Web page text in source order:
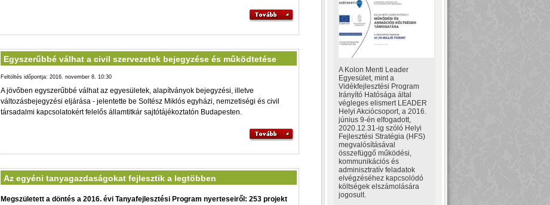
Egyszerűbbé válhat a civil szervezetek bejegyzése és működtetése
Feltöltés időpontja: 2016. november 8. 10:30
A jövőben egyszerűbbé válhat az egyesületek, alapítványok bejegyzési, illetve
változásbejegyzési eljárása - jelentette be Soltész Miklós egyházi, nemzetiségi és civil
társadalmi kapcsolatokért felelős államtitkár sajtótájékoztatón Budapesten.
Az egyéni tanyagazdaságokat fejlesztik a legtöbben
Megszületett a döntés a 2016. évi Tanyafejlesztési Program nyerteseiről: 253 projekt
A Kolon Menti Leader
Egyesület, mint a
Vidékfejlesztési Program
Irányító Hatósága által
végleges elismert LEADER
Helyi Akciócsoport, a 2016.
június 9-én elfogadott,
2020.12.31-ig szóló Helyi
Fejlesztési Stratégia (HFS)
megvalósításával
összefüggő működési,
kommunikációs és
adminisztratív feladatok
elvégzéséhez kapcsolódó
költségek elszámolására
jogosult.